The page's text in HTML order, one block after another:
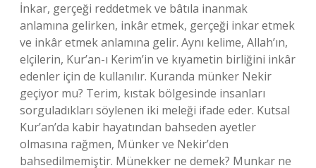
İnkar, gerçeği reddetmek ve bâtıla inanmak
anlamına gelirken, inkâr etmek, gerçeği inkar etmek
ve inkâr etmek anlamına gelir. Aynı kelime, Allah’ın,
elçilerin, Kur’an-ı Kerim’in ve kıyametin birliğini inkâr
edenler için de kullanılır. Kuranda münker Nekir
geçiyor mu? Terim, kıstak bölgesinde insanları
sorguladıkları söylenen iki meleği ifade eder. Kutsal
Kur’an’da kabir hayatından bahseden ayetler
olmasına rağmen, Münker ve Nekir’den
bahsedilmemiştir. Münekker ne demek? Munkar ne